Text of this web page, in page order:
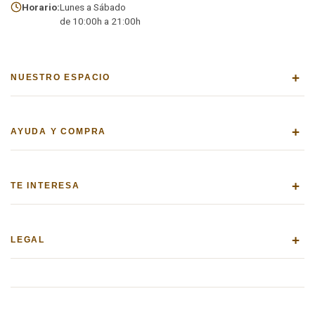
Horario:Lunes a Sábado
de 10:00h a 21:00h
NUESTRO ESPACIO +
AYUDA Y COMPRA +
TE INTERESA +
LEGAL +